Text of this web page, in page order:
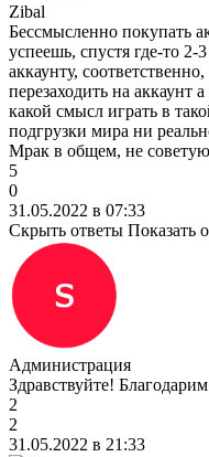
Zibal
Бессмысленно покупать
успеешь, спустя где-то 2-
аккаунту,
перезаходить на аккаунт
какой смысл играть в
подгрузки мира ни
Мрак в общем, не
5
0
31.05.2022 в 07:33
Скрыть ответы Показать
Администрация
Здравствуйте!
2
2
31.05.2022 в 21:33